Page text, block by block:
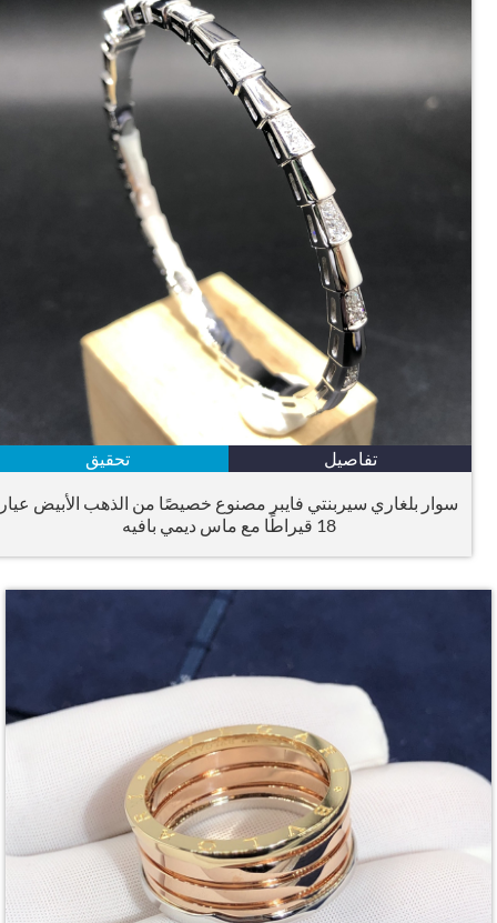
تفاصيل تحقيق
سوار بلغاري سيربنتي فايبر مصنوع خصيصًا من الذهب الأبيض عيار
18 قيراطًا مع ماس ديمي بافيه